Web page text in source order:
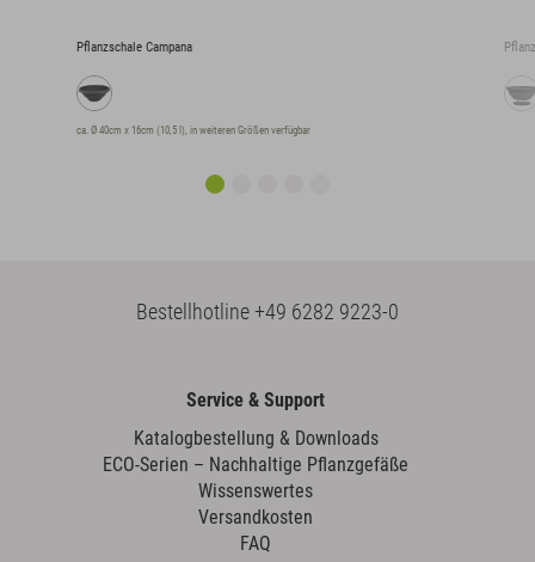
Pflanzschale Campana
ca. Ø 40cm x 16cm (10,5 l), in weiteren Größen verfügbar
Bestellhotline+49 6282 9223-0
Service & Support
Katalogbestellung & Downloads
ECO-Serien – Nachhaltige Pflanzgefäße
Wissenswertes
Versandkosten
FAQ